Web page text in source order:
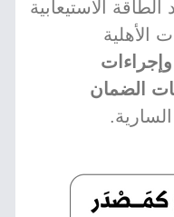
الاستيعابية
الأهلية
وإجراءات
الضمان